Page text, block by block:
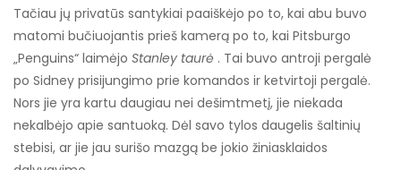
Tačiau jų privatūs santykiai paaiškėjo po to, kai abu buvo
matomi bučiuojantis prieš kamerą po to, kai Pitsburgo
„Penguins“ laimėjo Stanley taurė . Tai buvo antroji pergalė
po Sidney prisijungimo prie komandos ir ketvirtoji pergalė.
Nors jie yra kartu daugiau nei dešimtmetį, jie niekada
nekalbėjo apie santuoką. Dėl savo tylos daugelis šaltinių
stebisi, ar jie jau surišo mazgą be jokio žiniasklaidos